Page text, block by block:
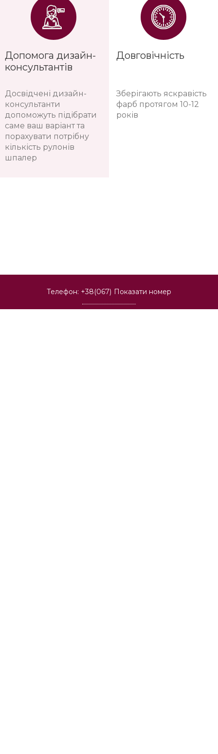
Допомога дизайн-
консультантів
Досвідчені дизайн-
консультанти
допоможуть підібрати
саме ваш варіант та
порахувати потрібну
кількість рулонів
шпалер
Довговічність
Зберігають яскравість
фарб протягом 10-12
років
Телефон: +38(067) Показати номер